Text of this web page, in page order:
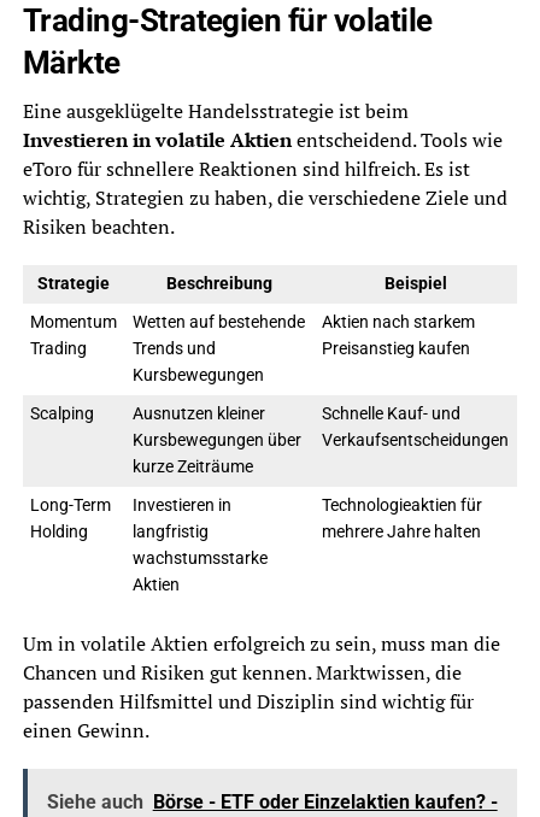
Trading-Strategien für volatile
Märkte
Eine ausgeklügelte Handelsstrategie ist beim
Investieren in volatile Aktienentscheidend. Tools wie
eToro für schnellere Reaktionen sind hilfreich. Es ist
wichtig, Strategien zu haben, die verschiedene Ziele und
Risiken beachten.
Strategie Beschreibung
Beispiel
Momentum
Trading
Wetten auf bestehende
Trends und
Kursbewegungen
Aktien nach starkem
Preisanstieg kaufen
Scalping
Ausnutzen kleiner
Kursbewegungen über
kurze Zeiträume
Schnelle Kauf- und
Verkaufsentscheidungen
Long-Term
Holding
Investieren in
langfristig
wachstumsstarke
Aktien
Technologieaktien für
mehrere Jahre halten
Um in volatile Aktien erfolgreich zu sein, muss man die
Chancen und Risiken gut kennen. Marktwissen, die
passenden Hilfsmittel und Disziplin sind wichtig für
einen Gewinn.
Siehe auch Börse - ETF oder Einzelaktien kaufen? -